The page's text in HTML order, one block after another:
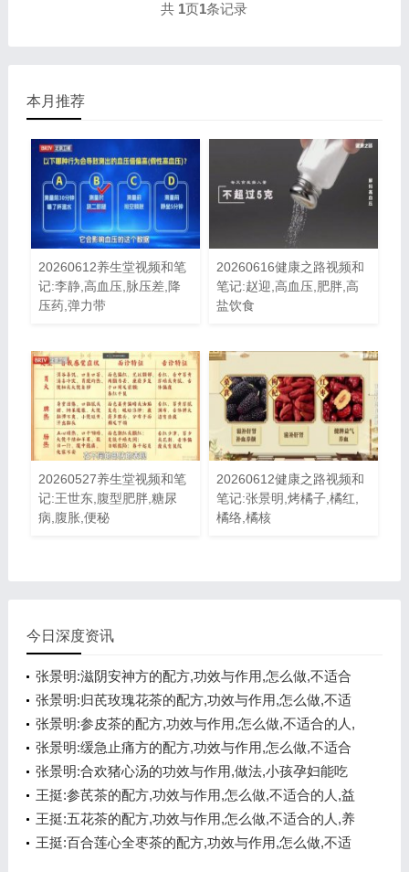
共 1页1条记录
本月推荐
20260612养生堂视频和笔
记:李静,高血压,脉压差,降
压药,弹力带
20260616健康之路视频和
笔记:赵迎,高血压,肥胖,高
盐饮食
20260527养生堂视频和笔
记:王世东,腹型肥胖,糖尿
病,腹胀,便秘
20260612健康之路视频和
笔记:张景明,烤橘子,橘红,
橘络,橘核
今日深度资讯
张景明:滋阴安神方的配方,功效与作用,怎么做,不适合
的人,悦心安神
张景明:归芪玫瑰花茶的配方,功效与作用,怎么做,不适
合的人,补气养血
张景明:参皮茶的配方,功效与作用,怎么做,不适合的人,
健脾开胃
张景明:缓急止痛方的配方,功效与作用,怎么做,不适合
的人,化痰醒神
张景明:合欢猪心汤的功效与作用,做法,小孩孕妇能吃
吗,悦心安神
王挺:参芪茶的配方,功效与作用,怎么做,不适合的人,益
气温阳
王挺:五花茶的配方,功效与作用,怎么做,不适合的人,养
心安神
王挺:百合莲心全枣茶的配方,功效与作用,怎么做,不适